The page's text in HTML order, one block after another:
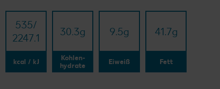
535/​
2247.1
kcal / kJ
30.3g
Kohlen-
hydrate
9.5g
Eiweiß
41.7g
Fett